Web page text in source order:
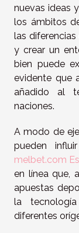
nuevas ideas
los ámbitos
las
y crear un
bien puede
evidente que
añadido al
naciones.
A modo de
pueden
melbet.com
en línea que,
apuestas
la
diferentes